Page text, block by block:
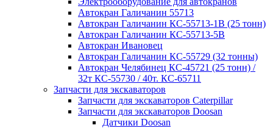
Автокран Галичанин 55713
Автокран Галичанин КС-55713-1В (25 тонн)
Автокран Галичанин КС-55713-5В
Автокран Ивановец
Автокран Галичанин КС-55729 (32 тонны)
Автокран Челябинец КС-45721 (25 тонн) /
32т КС-55730 / 40т. КС-65711
Запчасти для экскаваторов
Запчасти для экскаваторов Caterpillar
Запчасти для экскаваторов Doosan
Датчики Doosan